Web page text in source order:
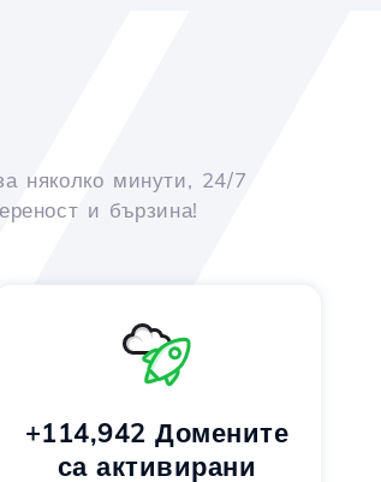
няколко минути, 24/7
и бързина!
+114,942 Домените
са активирани